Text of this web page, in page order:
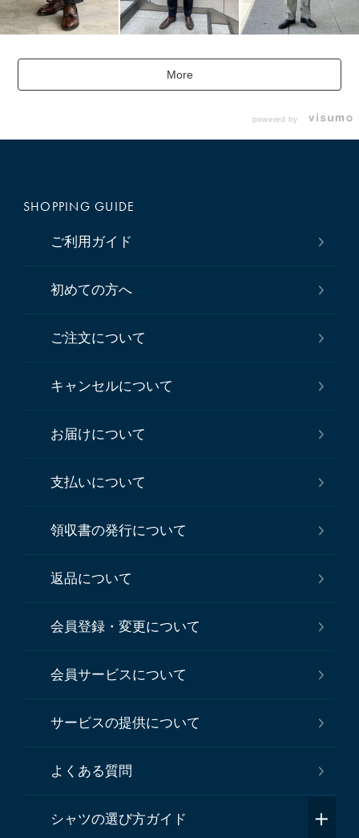
More
powered by
SHOPPING GUIDE
ご利用ガイド
初めての方へ
ご注文について
キャンセルについて
お届けについて
支払いについて
領収書の発行について
返品について
会員登録・変更について
会員サービスについて
サービスの提供について
よくある質問
シャツの選び方ガイド